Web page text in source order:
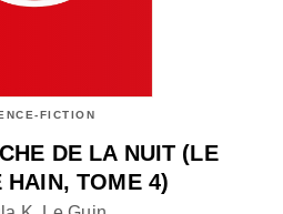
FICTION
DE LA NUIT (LE
HAIN, TOME 4)